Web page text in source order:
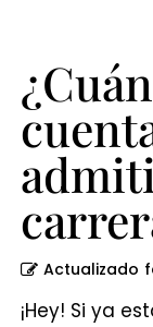
Actualizado
¡Hey! Si ya